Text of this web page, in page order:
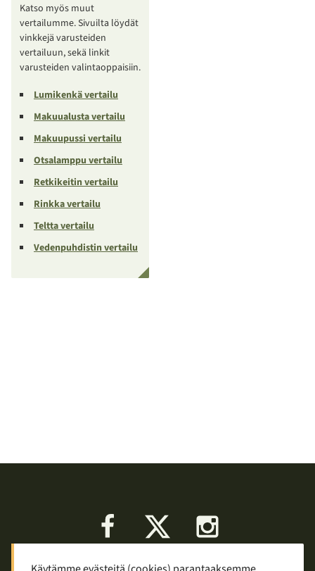
Katso myös muut
vertailumme. Sivuilta löydät
vinkkejä varusteiden
vertailuun, sekä linkit
varusteiden valintaoppaisiin.
Lumikenkä vertailu
Makuualusta vertailu
Makuupussi vertailu
Otsalamppu vertailu
Retkikeitin vertailu
Rinkka vertailu
Teltta vertailu
Vedenpuhdistin vertailu
Facebook